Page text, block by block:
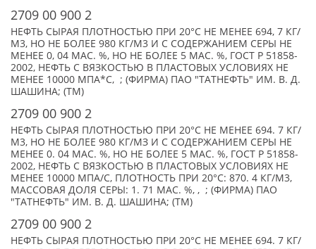
2709 00 900 2
НЕФТЬ СЫРАЯ ПЛОТНОСТЬЮ ПРИ 20°C НЕ МЕНЕЕ 694, 7 КГ/
М3, НО НЕ БОЛЕЕ 980 КГ/М3 И С СОДЕРЖАНИЕМ СЕРЫ НЕ
МЕНЕЕ 0, 04 МАС. %, НО НЕ БОЛЕЕ 5 МАС. %, ГОСТ Р 51858-
2002, НЕФТЬ С ВЯЗКОСТЬЮ В ПЛАСТОВЫХ УСЛОВИЯХ НЕ
МЕНЕЕ 10000 МПА*С, ; (ФИРМА) ПАО "ТАТНЕФТЬ" ИМ. В. Д.
ШАШИНА; (TM)
2709 00 900 2
НЕФТЬ СЫРАЯ ПЛОТНОСТЬЮ ПРИ 20°С НЕ МЕНЕЕ 694. 7 КГ/
М3, НО НЕ БОЛЕЕ 980 КГ/МЗ И С СОДЕРЖАНИЕМ СЕРЫ НЕ
МЕНЕЕ 0. 04 МАС. %, НО НЕ БОЛЕЕ 5 МАС. %, ГОСТ Р 51858-
2002, НЕФТЬ С ВЯЗКОСТЬЮ В ПЛАСТОВЫХ УСЛОВИЯХ НЕ
МЕНЕЕ 10000 МПА/С, ПЛОТНОСТЬ ПРИ 20°С: 870. 4 КГ/М3,
МАССОВАЯ ДОЛЯ СЕРЫ: 1. 71 МАС. %, , ; (ФИРМА) ПАО
"ТАТНЕФТЬ" ИМ. В. Д. ШАШИНА; (TM)
2709 00 900 2
НЕФТЬ СЫРАЯ ПЛОТНОСТЬЮ ПРИ 20°С НЕ МЕНЕЕ 694. 7 КГ/